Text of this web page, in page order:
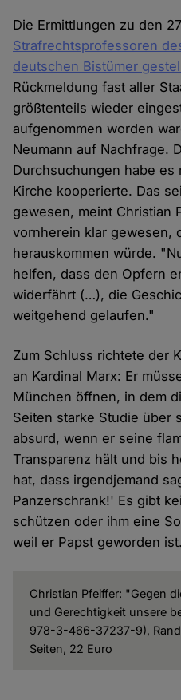
Die Ermittlungen zu den
Strafrechtsprofessoren
deutschen Bistümer
Rückmeldung fast aller
größtenteils wieder
aufgenommen worden
Neumann auf Nachfrage.
Durchsuchungen habe es
Kirche kooperierte. Das
gewesen, meint Christian
vornherein klar gewesen,
herauskommen würde.
helfen, dass den Opfern
widerfährt (…), die
weitgehend gelaufen."
Zum Schluss richtete der
an Kardinal Marx: Er
München öffnen, in dem
Seiten starke Studie über
absurd, wenn er seine
Transparenz hält und bis
hat, dass irgendjemand
Panzerschrank!' Es gibt
schützen oder ihm eine
weil er Papst geworden
Christian Pfeiffer: "Gegen
und Gerechtigkeit unsere
978-3-466-37237-9),
Seiten, 22 Euro